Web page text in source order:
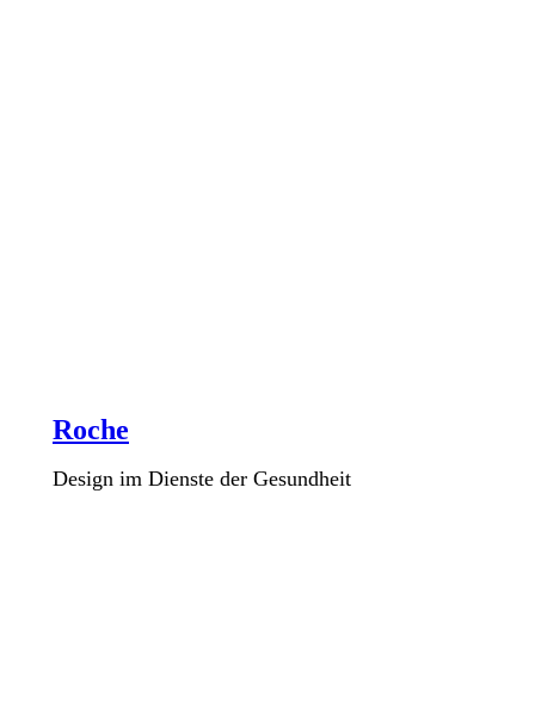
Roche
Design im Dienste der Gesundheit